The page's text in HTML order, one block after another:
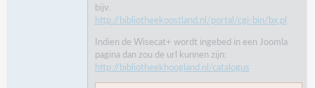
bijv.
http://bibliotheekoostland.nl/portal/cgi-bin/bx.pl
Indien de Wisecat+ wordt ingebed in een Joomla
pagina dan zou de url kunnen zijn:
http://bibliotheekhoogland.nl/catalogus